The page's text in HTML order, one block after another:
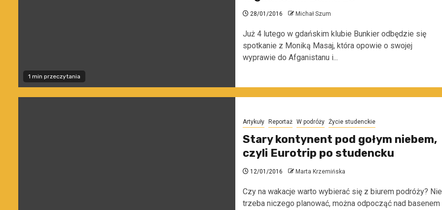
1 min przeczytania
28/01/2016 Michał Szum
Już 4 lutego w gdańskim klubie Bunkier odbędzie się
spotkanie z Moniką Masaj, która opowie o swojej
wyprawie do Afganistanu i...
Artykuły Reportaż W podróży Życie studenckie
Stary kontynent pod gołym niebem,
czyli Eurotrip po studencku
12/01/2016 Marta Krzemińska
Czy na wakacje warto wybierać się z biurem podróży? Nie
trzeba niczego planować, można odpocząć nad basenem